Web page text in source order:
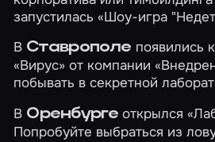
запустилась«Шоу-игра
В Ставрополе появились
«Вирус» от компании
побывать в секретной
В Оренбурге открылся
Попробуйте выбраться из